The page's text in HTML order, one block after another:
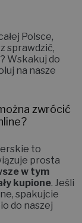
Polsce,
sprawdzić,
Wskakuj do
na nasze
zwrócić
to
prosta
w tym
kupione. Jeśli
spakujcie
do naszej